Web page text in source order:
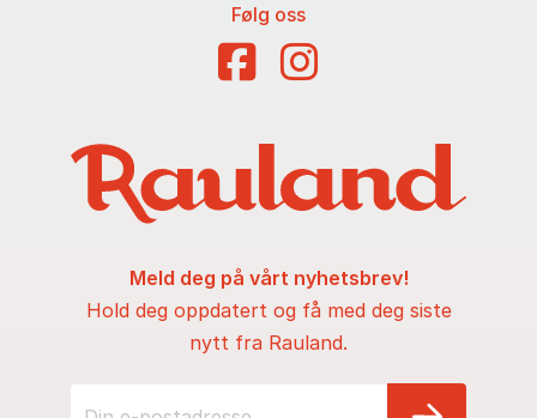
Følg oss
Meld deg på vårt nyhetsbrev!
Hold deg oppdatert og få med deg siste
nytt fra Rauland.